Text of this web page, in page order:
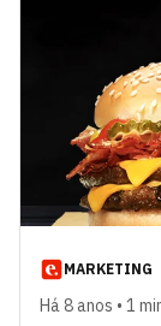
MARKETING
Há 8 anos • 1